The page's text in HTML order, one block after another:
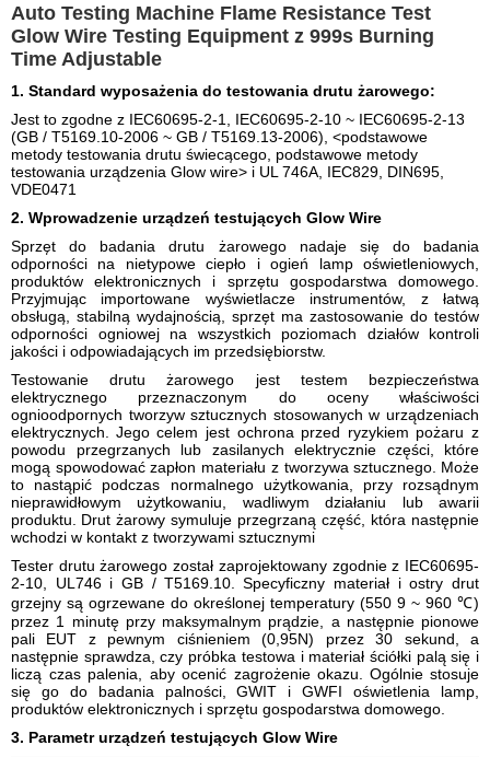
Auto Testing Machine Flame Resistance Test
Glow Wire Testing Equipment z 999s Burning
Time Adjustable
1. Standard wyposażenia do testowania drutu żarowego:
Jest to zgodne z IEC60695-2-1, IEC60695-2-10 ~ IEC60695-2-13
(GB / T5169.10-2006 ~ GB / T5169.13-2006), <podstawowe
metody testowania drutu świecącego, podstawowe metody
testowania urządzenia Glow wire> i UL 746A, IEC829, DIN695,
VDE0471
2. Wprowadzenie urządzeń testujących Glow Wire
Sprzęt do badania drutu żarowego nadaje się do badania
odporności na nietypowe ciepło i ogień lamp oświetleniowych,
produktów elektronicznych i sprzętu gospodarstwa domowego.
Przyjmując importowane wyświetlacze instrumentów, z łatwą
obsługą, stabilną wydajnością, sprzęt ma zastosowanie do testów
odporności ogniowej na wszystkich poziomach działów kontroli
jakości i odpowiadających im przedsiębiorstw.
Testowanie drutu żarowego jest testem bezpieczeństwa
elektrycznego przeznaczonym do oceny właściwości
ognioodpornych tworzyw sztucznych stosowanych w urządzeniach
elektrycznych.
Jego celem jest ochrona przed ryzykiem pożaru z
powodu przegrzanych lub zasilanych elektrycznie części, które
mogą spowodować zapłon materiału z tworzywa sztucznego. Może
to nastąpić podczas normalnego użytkowania, przy rozsądnym
nieprawidłowym użytkowaniu, wadliwym działaniu lub awarii
produktu.
Drut żarowy symuluje przegrzaną część, która następnie
wchodzi w kontakt z tworzywami sztucznymi
Tester drutu żarowego został zaprojektowany zgodnie z IEC60695-
2-10, UL746 i GB / T5169.10.
Specyficzny materiał i ostry drut
grzejny są ogrzewane do określonej temperatury (550 9 ~ 960 ℃)
przez 1 minutę przy maksymalnym prądzie, a następnie pionowe
pali EUT z pewnym ciśnieniem (0,95N) przez 30 sekund, a
następnie sprawdza, czy próbka testowa i materiał ściółki palą się i
liczą czas palenia, aby ocenić zagrożenie okazu.
Ogólnie stosuje
się go do badania palności, GWIT i GWFI oświetlenia lamp,
produktów elektronicznych i sprzętu gospodarstwa domowego.
3. Parametr urządzeń testujących Glow Wire